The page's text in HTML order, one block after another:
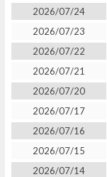
2026/07/24
2026/07/23
2026/07/22
2026/07/21
2026/07/20
2026/07/17
2026/07/16
2026/07/15
2026/07/14